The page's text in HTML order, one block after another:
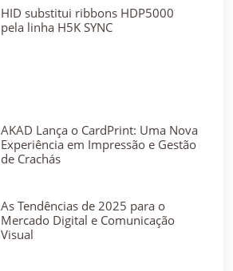
HID substitui ribbons HDP5000
pela linha H5K SYNC
AKAD Lança o CardPrint: Uma Nova
Experiência em Impressão e Gestão
de Crachás
As Tendências de 2025 para o
Mercado Digital e Comunicação
Visual